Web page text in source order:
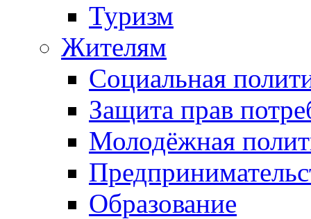
Туризм
Жителям
Социальная
Защита прав
Молодёжная
Образование